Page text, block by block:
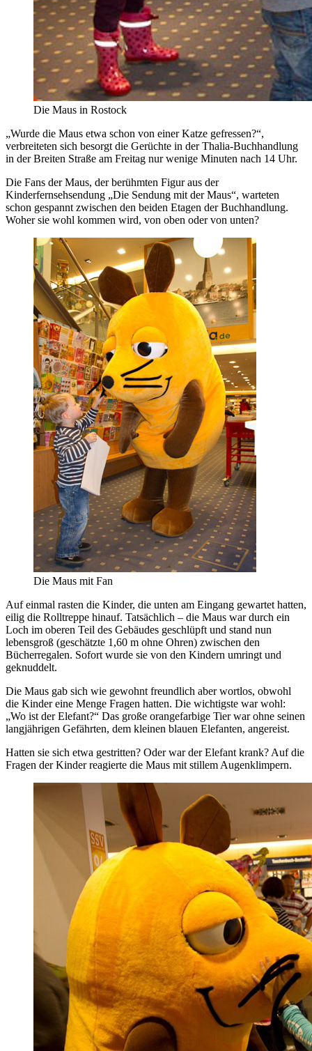
Die Maus in Rostock
„Wurde die Maus etwa schon von einer Katze gefressen?“,
verbreiteten sich besorgt die Gerüchte in der Thalia-Buchhandlung
in der Breiten Straße am Freitag nur wenige Minuten nach 14 Uhr.
Die Fans der Maus, der berühmten Figur aus der
Kinderfernsehsendung „Die Sendung mit der Maus“, warteten
schon gespannt zwischen den beiden Etagen der Buchhandlung.
Woher sie wohl kommen wird, von oben oder von unten?
Die Maus mit Fan
Auf einmal rasten die Kinder, die unten am Eingang gewartet hatten,
eilig die Rolltreppe hinauf. Tatsächlich – die Maus war durch ein
Loch im oberen Teil des Gebäudes geschlüpft und stand nun
lebensgroß (geschätzte 1,60 m ohne Ohren) zwischen den
Bücherregalen. Sofort wurde sie von den Kindern umringt und
geknuddelt.
Die Maus gab sich wie gewohnt freundlich aber wortlos, obwohl
die Kinder eine Menge Fragen hatten. Die wichtigste war wohl:
„Wo ist der Elefant?“ Das große orangefarbige Tier war ohne seinen
langjährigen Gefährten, dem kleinen blauen Elefanten, angereist.
Hatten sie sich etwa gestritten? Oder war der Elefant krank? Auf die
Fragen der Kinder reagierte die Maus mit stillem Augenklimpern.